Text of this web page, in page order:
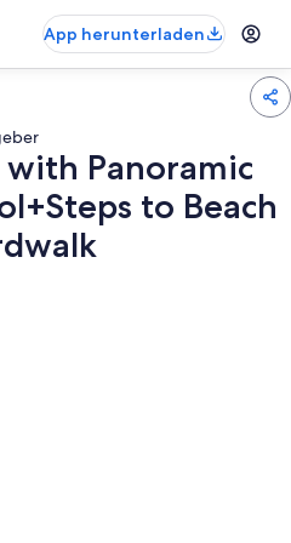
App herunterladen
Panoramic
to Beach